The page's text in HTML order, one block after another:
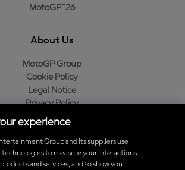
MotoGP™26
About Us
MotoGP Group
Cookie Policy
Legal Notice
Privacy Policy
Purchase Policy
o aplicativo oficial da MotoGP™
experience
Group and its suppliers use
technologies to measure your interactions
and services, and to show you